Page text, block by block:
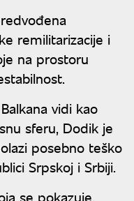
remilitarizacije i
na prostoru
vidi kao
sferu, Dodik je
posebno teško
Srpskoj i Srbiji.
se pokazuje,